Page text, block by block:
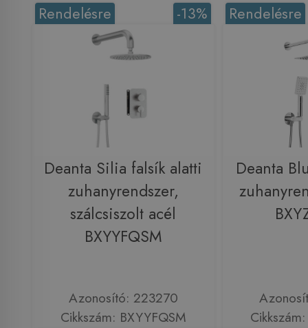
-13%
Rendelésre
Deanta Silia falsík alatti
zuhanyrendszer,
szálcsiszolt acél
BXYYFQSM
Azonosító: 223270
Cikkszám: BXYYFQSM
Rendelésre
Deanta